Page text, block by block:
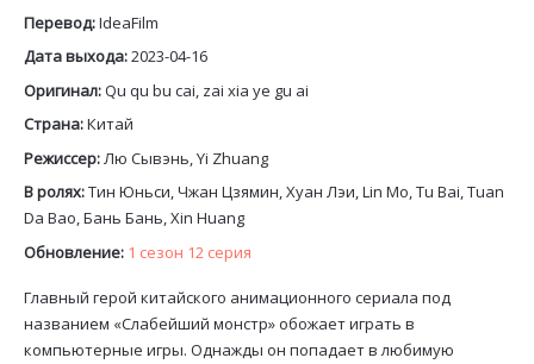
Перевод:IdeaFilm
Дата выхода:2023-04-16
Оригинал:Qu qu bu cai, zai xia ye gu ai
Страна:Китай
Режиссер: Лю Сывэнь, Yi Zhuang
В ролях:Тин Юньси, Чжан Цзямин, Хуан Лэи, Lin Mo, Tu Bai, Tuan
Da Bao, Бань Бань, Xin Huang
Обновление: 1 сезон 12 серия
Главный герой китайского анимационного сериала под
названием «Слабейший монстр» обожает играть в
компьютерные игры. Однажды он попадает в любимую